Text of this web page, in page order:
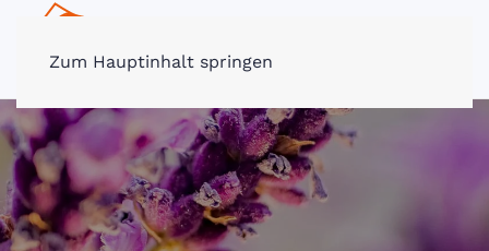
Zum Hauptinhalt springen